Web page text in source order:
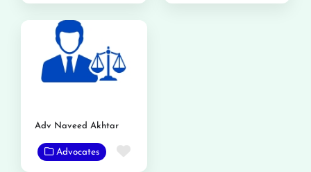
Adv Naveed Akhtar
Advocates Favorite